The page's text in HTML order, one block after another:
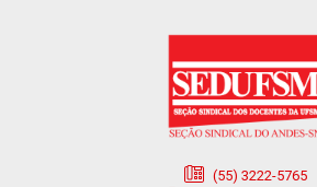
(55) 3222-5765